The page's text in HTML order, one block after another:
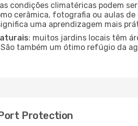
condições climatéricas podem
cerâmica, fotografia ou aulas
uma aprendizagem mais
: muitos jardins locais têm
também um ótimo refúgio da
Protection